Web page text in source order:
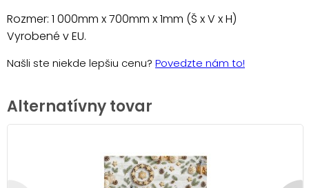
Rozmer: 1 000mm x 700mm x 1mm (Š x V x H)
Vyrobené v EU.
Našli ste niekde lepšiu cenu? Povedzte nám to!
Alternatívny tovar